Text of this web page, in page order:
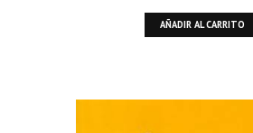
AÑADIR AL CARRITO